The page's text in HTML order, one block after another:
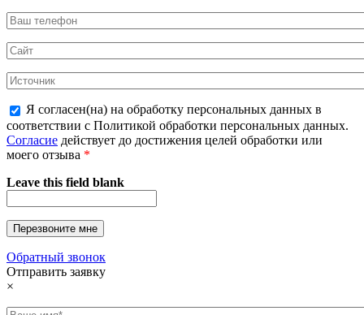
Я согласен(на) на обработку персональных данных в
соответствии с Политикой обработки персональных данных.
Согласие действует до достижения целей обработки или
моего отзыва *
Leave this field blank
Обратный звонок
Отправить заявку
×